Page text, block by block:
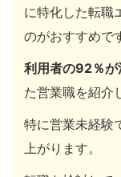
に特化した転職
のがおすすめで
利用者の92％が
た営業職を紹介
特に営業未経験
上がります。